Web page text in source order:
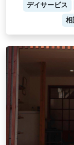
デイサービス
相